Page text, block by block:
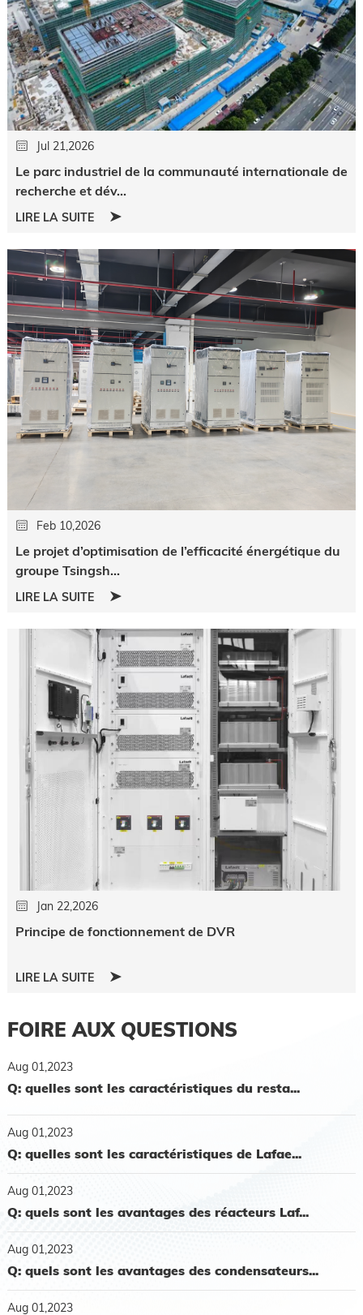
Jul 21,2026
Le parc industriel de la communauté internationale de
recherche et dév...
LIRE LA SUITE
Feb 10,2026
Le projet d’optimisation de l’efficacité énergétique du
groupe Tsingsh...
LIRE LA SUITE
Jan 22,2026
Principe de fonctionnement de DVR
LIRE LA SUITE
FOIRE AUX QUESTIONS
Aug 01,2023
Q: quelles sont les caractéristiques du resta...
Aug 01,2023
Q: quelles sont les caractéristiques de Lafae...
Aug 01,2023
Q: quels sont les avantages des réacteurs Laf...
Aug 01,2023
Q: quels sont les avantages des condensateurs...
Aug 01,2023